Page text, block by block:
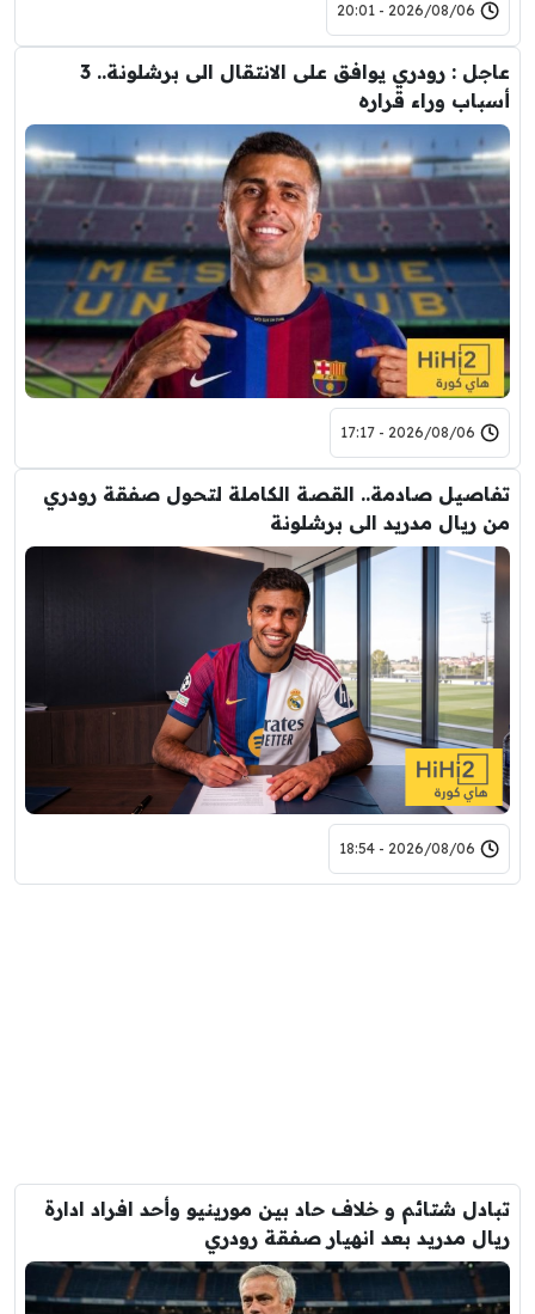
2026/08/06 - 20:01
عاجل : رودري يوافق على الانتقال الى برشلونة.. 3
أسباب وراء قراره
2026/08/06 - 17:17
تفاصيل صادمة.. القصة الكاملة لتحول صفقة رودري
من ريال مدريد الى برشلونة
2026/08/06 - 18:54
تبادل شتائم و خلاف حاد بين مورينيو وأحد افراد ادارة
ريال مدريد بعد انهيار صفقة رودري